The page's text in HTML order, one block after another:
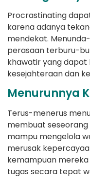
Procrastinating
karena adanya
mendekat.
perasaan terburu-
khawatir yang
kesejahteraan dan
Menurunnya
Terus-menerus
membuat
mampu mengelola
merusak
kemampuan
tugas secara tepat